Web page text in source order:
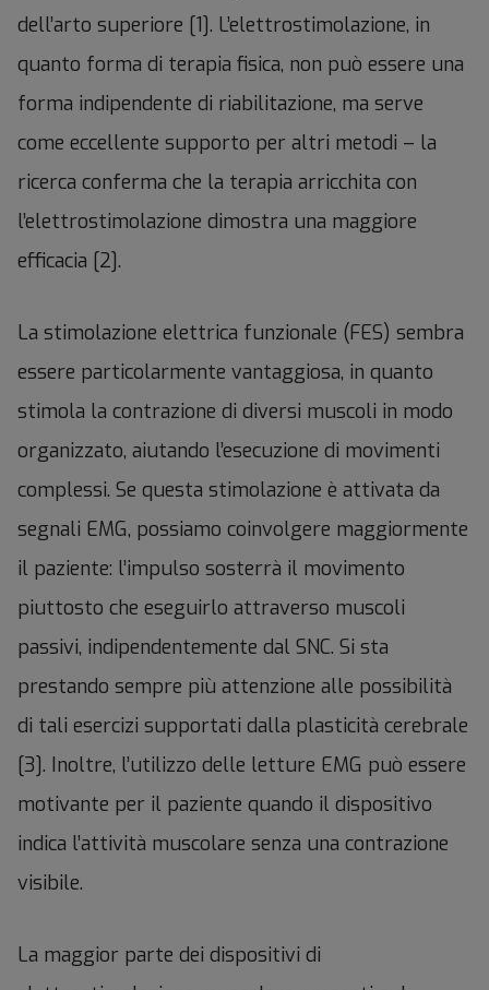
dell’arto superiore [1]. L’elettrostimolazione, in
quanto forma di terapia fisica, non può essere una
forma indipendente di riabilitazione, ma serve
come eccellente supporto per altri metodi – la
ricerca conferma che la terapia arricchita con
l’elettrostimolazione dimostra una maggiore
efficacia [2].
La stimolazione elettrica funzionale (FES) sembra
essere particolarmente vantaggiosa, in quanto
stimola la contrazione di diversi muscoli in modo
organizzato, aiutando l’esecuzione di movimenti
complessi. Se questa stimolazione è attivata da
segnali EMG, possiamo coinvolgere maggiormente
il paziente: l’impulso sosterrà il movimento
piuttosto che eseguirlo attraverso muscoli
passivi, indipendentemente dal SNC. Si sta
prestando sempre più attenzione alle possibilità
di tali esercizi supportati dalla plasticità cerebrale
[3]. Inoltre, l’utilizzo delle letture EMG può essere
motivante per il paziente quando il dispositivo
indica l’attività muscolare senza una contrazione
visibile.
La maggior parte dei dispositivi di